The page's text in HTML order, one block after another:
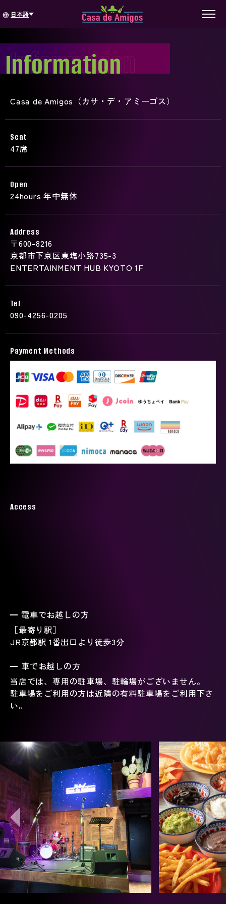
language 日本語
Information
Information
Casa de Amigos（カサ・デ・アミーゴス）
Seat
47席
Open
24hours 年中無休
Address
〒600-8216
京都市下京区東塩小路735-3
ENTERTAINMENT HUB KYOTO 1F
Tel
090-4256-0205
Payment Methods
Access
電車でお越しの方
［最寄り駅］
JR京都駅 1番出口より徒歩3分
車でお越しの方
当店では、専用の駐車場、駐輪場がございません。
駐車場をご利用の方は近隣の有料駐車場をご利用下さ
い。